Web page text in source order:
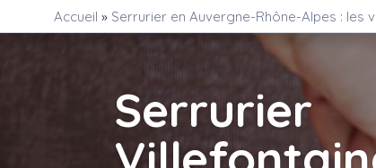
Accueil » Serrurier en Auvergne-Rhône-Alpes : les
Serrurier